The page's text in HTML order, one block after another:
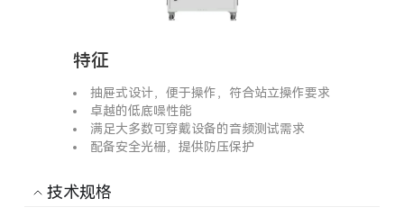
特征
抽屉式设计，便于操作，符合站立操作要求
卓越的低底噪性能
满足大多数可穿戴设备的音频测试需求
配备安全光栅，提供防压保护
技术规格